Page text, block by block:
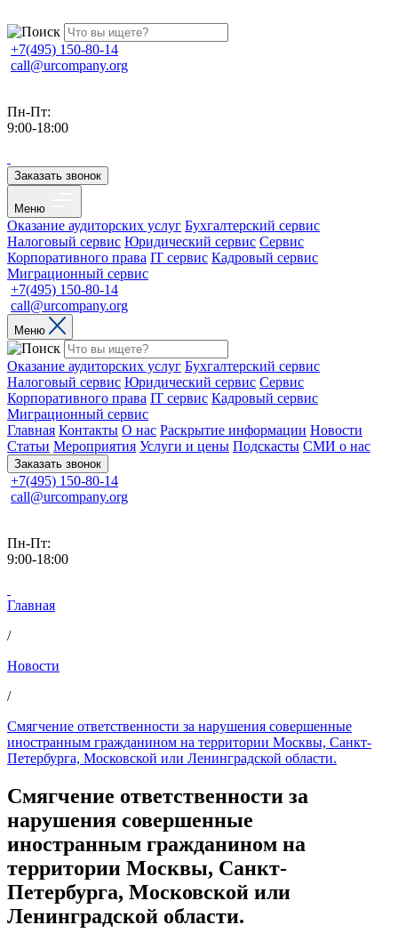
+7(495) 150-80-14
call@urcompany.org
Пн-Пт:
9:00-18:00
Заказать звонок
Меню
Оказание аудиторских услуг Бухгалтерский сервис
Налоговый сервис Юридический сервис Сервис
Корпоративного права IT сервис Кадровый сервис
Миграционный сервис
+7(495) 150-80-14
call@urcompany.org
Меню
Оказание аудиторских услуг Бухгалтерский сервис
Налоговый сервис Юридический сервис Сервис
Корпоративного права IT сервис Кадровый сервис
Миграционный сервис
Главная Контакты О нас Раскрытие информации Новости
Статьи Мероприятия Услуги и цены Подскасты СМИ о нас
Заказать звонок
+7(495) 150-80-14
call@urcompany.org
Пн-Пт:
9:00-18:00
Главная
/
Новости
/
Смягчение ответственности за нарушения совершенные
иностранным гражданином на территории Москвы, Санкт-
Петербурга, Московской или Ленинградской области.
Смягчение ответственности за
нарушения совершенные
иностранным гражданином на
территории Москвы, Санкт-
Петербурга, Московской или
Ленинградской области.